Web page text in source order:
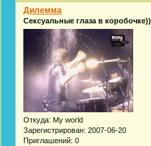
Дилемма
Сексуальные глаза в коробочке))
Откуда: My world
Зарегистрирован: 2007-06-20
Приглашений: 0